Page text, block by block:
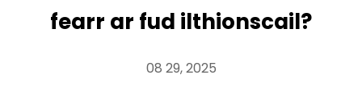
fearr ar fud ilthionscail?
08 29, 2025